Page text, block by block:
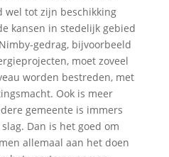
tot zijn beschikking
kansen in stedelijk gebied
gedrag, bijvoorbeeld
moet zoveel
worden bestreden, met
Ook is meer
gemeente is immers
Dan is het goed om
allemaal aan het doen